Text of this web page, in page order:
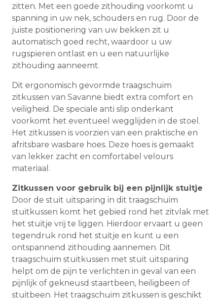
zitten. Met een goede zithouding voorkomt u
spanning in uw nek, schouders en rug. Door de
juiste positionering van uw bekken zit u
automatisch goed recht, waardoor u uw
rugspieren ontlast en u een natuurlijke
zithouding aanneemt.
Dit ergonomisch gevormde traagschuim
zitkussen van Savanne biedt extra comfort en
veiligheid. De speciale anti slip onderkant
voorkomt het eventueel wegglijden in de stoel.
Het zitkussen is voorzien van een praktische en
afritsbare wasbare hoes. Deze hoes is gemaakt
van lekker zacht en comfortabel velours
materiaal.
Zitkussen voor gebruik bij een pijnlijk stuitje
Door de stuit uitsparing in dit traagschuim
stuitkussen komt het gebied rond het zitvlak met
het stuitje vrij te liggen. Hierdoor ervaart u geen
tegendruk rond het stuitje en kunt u een
ontspannend zithouding aannemen. Dit
traagschuim stuitkussen met stuit uitsparing
helpt om de pijn te verlichten in geval van een
pijnlijk of gekneusd staartbeen, heiligbeen of
stuitbeen. Het traagschuim zitkussen is geschikt